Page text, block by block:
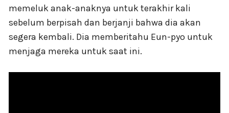
memeluk anak-anaknya untuk terakhir kali
sebelum berpisah dan berjanji bahwa dia akan
segera kembali. Dia memberitahu Eun-pyo untuk
menjaga mereka untuk saat ini.